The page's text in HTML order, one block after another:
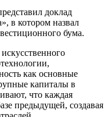
доклад
в котором назвал
бума.
как основные
капиталы в
что каждая
предыдущей, создавая